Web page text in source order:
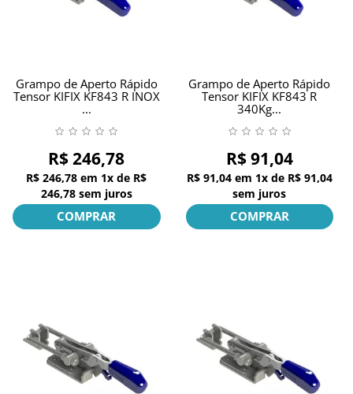
Grampo de Aperto Rápido
Tensor KIFIX KF843 R INOX
...
R$ 246,78
R$ 246,78 em 1x de R$
246,78 sem juros
COMPRAR
Grampo de Aperto Rápido
Tensor KIFIX KF843 R
340Kg...
R$ 91,04
R$ 91,04 em 1x de R$ 91,04
sem juros
COMPRAR